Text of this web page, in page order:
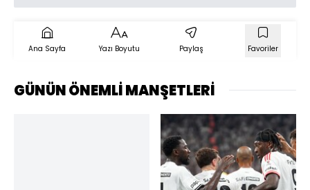
Ana Sayfa Yazı Boyutu Paylaş Favoriler
GÜNÜN ÖNEMLİ MANŞETLERİ